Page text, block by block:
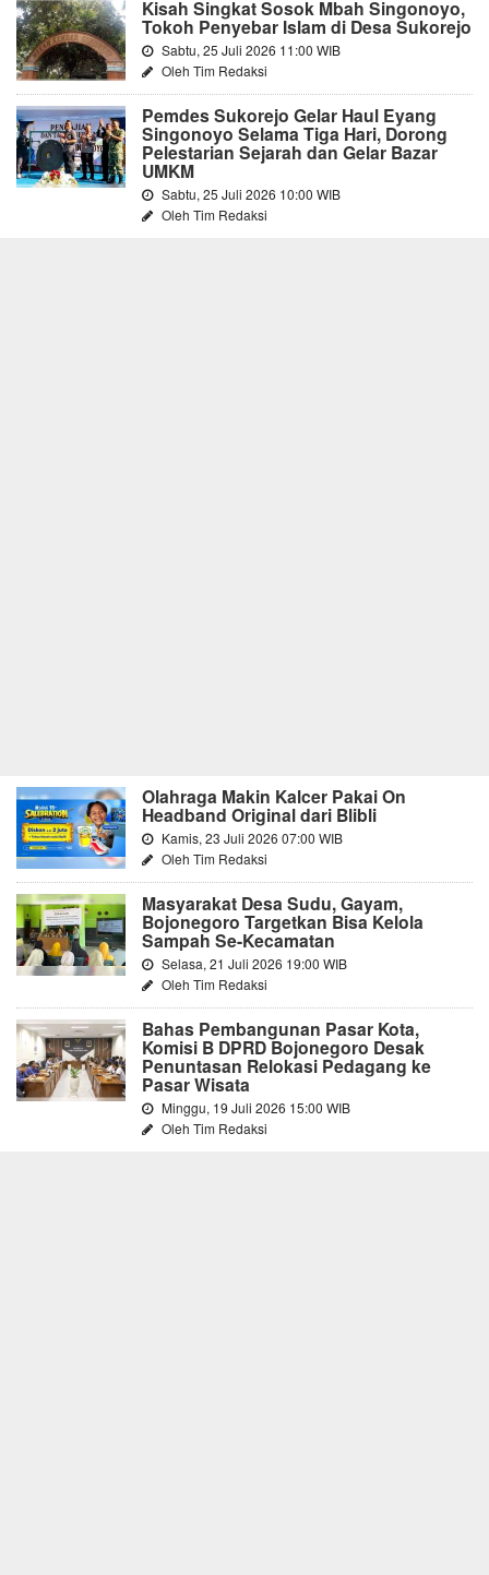
Kisah Singkat Sosok Mbah Singonoyo,
Tokoh Penyebar Islam di Desa Sukorejo
Sabtu, 25 Juli 2026 11:00 WIB
Oleh Tim Redaksi
Pemdes Sukorejo Gelar Haul Eyang
Singonoyo Selama Tiga Hari, Dorong
Pelestarian Sejarah dan Gelar Bazar
UMKM
Sabtu, 25 Juli 2026 10:00 WIB
Oleh Tim Redaksi
Olahraga Makin Kalcer Pakai On
Headband Original dari Blibli
Kamis, 23 Juli 2026 07:00 WIB
Oleh Tim Redaksi
Masyarakat Desa Sudu, Gayam,
Bojonegoro Targetkan Bisa Kelola
Sampah Se-Kecamatan
Selasa, 21 Juli 2026 19:00 WIB
Oleh Tim Redaksi
Bahas Pembangunan Pasar Kota,
Komisi B DPRD Bojonegoro Desak
Penuntasan Relokasi Pedagang ke
Pasar Wisata
Minggu, 19 Juli 2026 15:00 WIB
Oleh Tim Redaksi